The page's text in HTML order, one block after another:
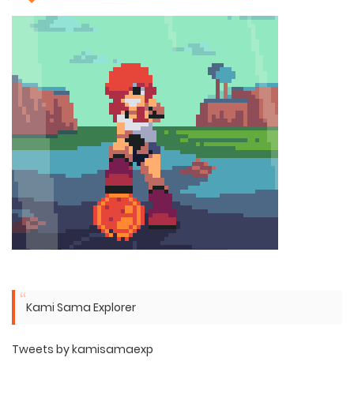
Kami Sama Explorer
Tweets by kamisamaexp